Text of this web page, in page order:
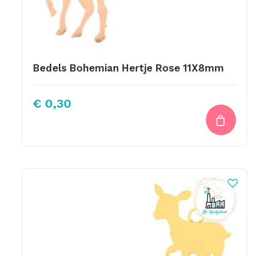
Bedels Bohemian Hertje Rose 11X8mm
€ 0,30